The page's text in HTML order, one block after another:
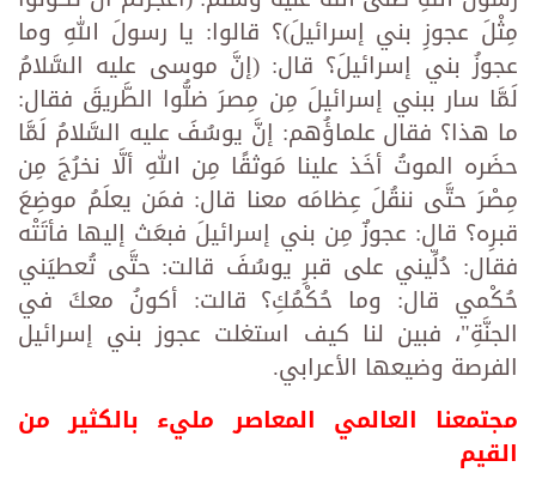
مِثْلَ عجوزِ بني إسرائيلَ)؟ قالوا: يا رسولَ اللهِ وما
عجوزُ بني إسرائيلَ؟ قال: (إنَّ موسى عليه السَّلامُ
لَمَّا سار ببني إسرائيلَ مِن مِصرَ ضلُّوا الطَّريقَ فقال:
ما هذا؟ فقال علماؤُهم: إنَّ يوسُفَ عليه السَّلامُ لَمَّا
حضَره الموتُ أخَذ علينا مَوثقًا مِن اللهِ ألَّا نخرُجَ مِن
مِصْرَ حتَّى ننقُلَ عِظامَه معنا قال: فمَن يعلَمُ موضِعَ
قبرِه؟ قال: عجوزٌ مِن بني إسرائيلَ فبعَث إليها فأتَتْه
فقال: دُلِّيني على قبرِ يوسُفَ قالت: حتَّى تُعطيَني
حُكْمي قال: وما حُكْمُكِ؟ قالت: أكونُ معكَ في
الجنَّةِ"، فبين لنا كيف استغلت عجوز بني إسرائيل
الفرصة وضيعها الأعرابي.
مجتمعنا العالمي المعاصر مليء بالكثير من
القيم